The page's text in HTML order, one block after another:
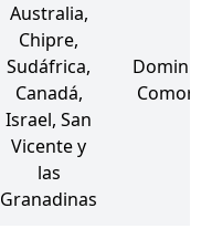
Australia,
Chipre,
Sudáfrica,
Canadá,
Israel, San
Vicente y
las
Granadinas
Comoras